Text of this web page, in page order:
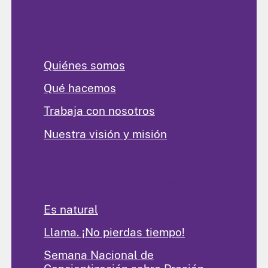
Quiénes somos
Qué hacemos
Trabaja con nosotros
Nuestra visión y misión
Es natural
Llama. ¡No pierdas tiempo!
Semana Nacional de